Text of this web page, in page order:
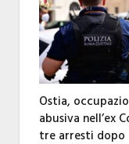
Ostia,
abusiva nell’ex
tre arresti dopo